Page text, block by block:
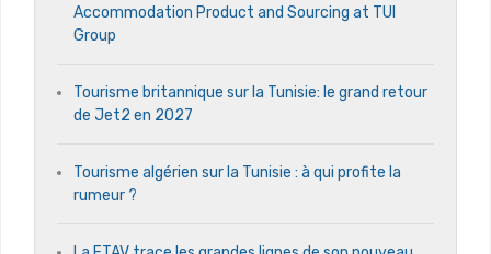
Accommodation Product and Sourcing at TUI
Group
Tourisme britannique sur la Tunisie: le grand retour
de Jet2 en 2027
Tourisme algérien sur la Tunisie : à qui profite la
rumeur ?